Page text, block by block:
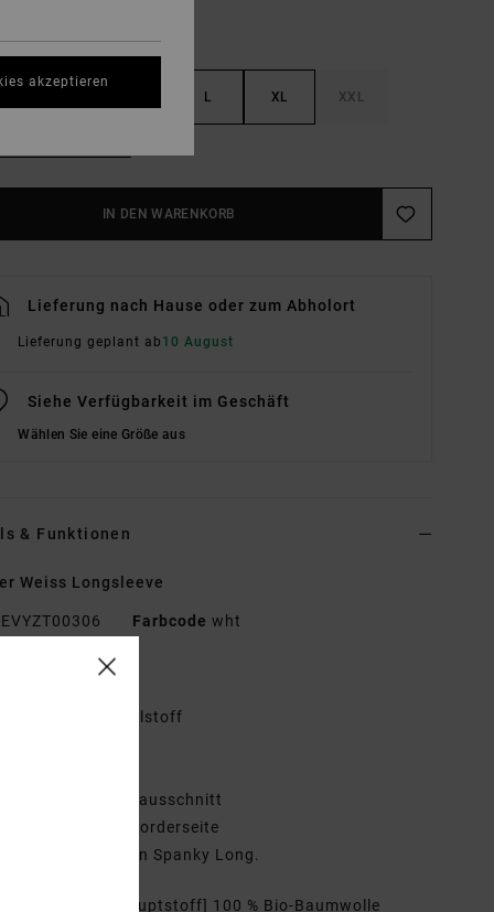
L XL XXL
IN DEN WARENKORB
Lieferung nach Hause oder zum Abholort
Lieferung geplant ab 10 August
Siehe Verfügbarkeit im Geschäft
Wählen Sie eine Größe aus
& Funktionen
Weiss Longsleeve
EVYZT00306 Farbcode wht
Bio-Baumwollstoff
Rundhalsausschnitt
auf der Vorderseite
Kevin Spanky Long.
[Hauptstoff] 100 % Bio-Baumwolle
akzeptieren